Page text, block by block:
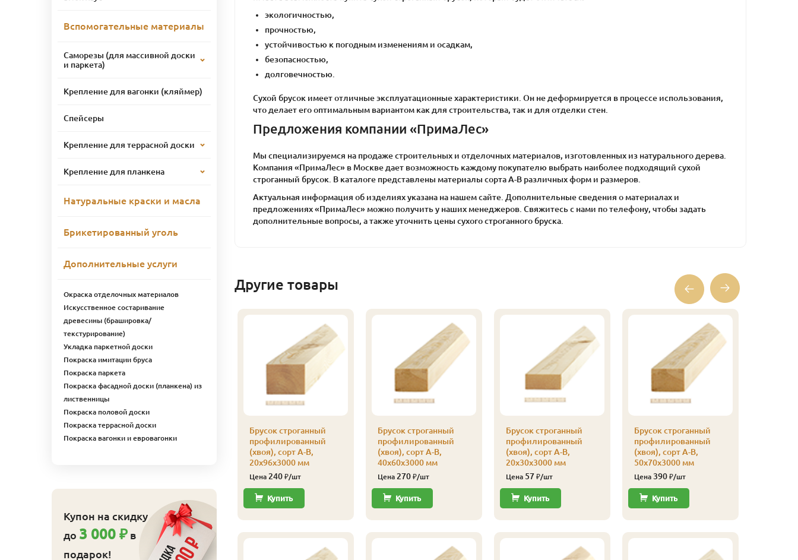
экологичностью,
прочностью,
устойчивостью к погодным изменениям и осадкам,
безопасностью,
долговечностью.
Сухой брусок имеет отличные эксплуатационные характеристики. Он не деформируется в процессе использования,
что делает его оптимальным вариантом как для строительства, так и для отделки стен.
Предложения компании «ПримаЛес»
Мы специализируемся на продаже строительных и отделочных материалов, изготовленных из натурального дерева.
Компания «ПримаЛес» в Москве дает возможность каждому покупателю выбрать наиболее подходящий сухой
строганный брусок. В каталоге представлены материалы сорта А-В различных форм и размеров.
Актуальная информация об изделиях указана на нашем сайте. Дополнительные сведения о материалах и
предложениях «ПримаЛес» можно получить у наших менеджеров. Свяжитесь с нами по телефону, чтобы задать
дополнительные вопросы, а также уточнить цены сухого строганного бруска.
Другие товары
строганный
Брусок строганный
профилированный
Брусок строганный
профилированный
(хвоя), сорт А-В,
20х96х3000 мм
Цена 240₽/шт
Купить
Брусок строганный
профилированный
(хвоя), сорт А-В,
40х60х3000 мм
Цена 270₽/шт
Купить
Брусок строганный
профилированный
(хвоя), сорт А-В,
20х30х3000 мм
Цена 57 ₽/шт
Купить
Брусок строганный
профилированный
(хвоя), сорт А-В,
50х70х3000 мм
Цена 390₽/шт
Купить
Вспомогательные материалы
Саморезы (для массивной доски
и паркета)
Крепление для вагонки (кляймер)
Спейсеры
Крепление для террасной доски
Крепление для планкена
Натуральные краски и масла
Брикетированный уголь
Дополнительные услуги
Окраска отделочных материалов
Искусственное состаривание
древесины (брашировка/
текстурирование)
Укладка паркетной доски
Покраска имитации бруса
Покраска паркета
Покраска фасадной доски (планкена) из
лиственницы
Покраска половой доски
Покраска террасной доски
Покраска вагонки и евровагонки
Купон на скидку
до 3 000 ₽ в
подарок!